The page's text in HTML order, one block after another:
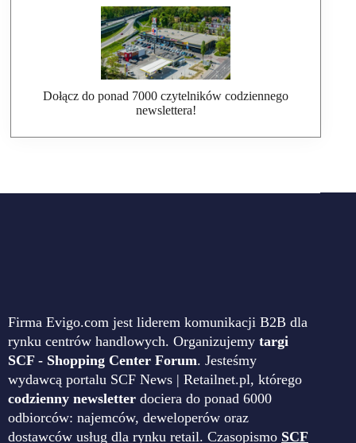
Dołącz do ponad 7000 czytelników codziennego
newslettera!
Firma Evigo.com jest liderem komunikacji B2B dla
rynku centrów handlowych. Organizujemy targi
SCF - Shopping Center Forum. Jesteśmy
wydawcą portalu SCF News | Retailnet.pl, którego
codzienny newsletter dociera do ponad 6000
odbiorców: najemców, deweloperów oraz
dostawców usług dla rynku retail. Czasopismo SCF